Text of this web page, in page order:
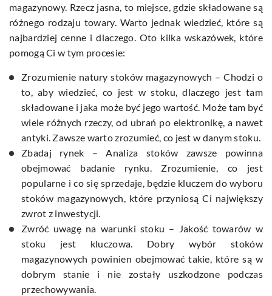
magazynowy. Rzecz jasna, to miejsce, gdzie składowane są
różnego rodzaju towary. Warto jednak wiedzieć, które są
najbardziej cenne i dlaczego. Oto kilka wskazówek, które
pomogą Ci w tym procesie:
Zrozumienie natury stoków magazynowych – Chodzi o
to, aby wiedzieć, co jest w stoku, dlaczego jest tam
składowane i jaka może być jego wartość. Może tam być
wiele różnych rzeczy, od ubrań po elektronikę, a nawet
antyki. Zawsze warto zrozumieć, co jest w danym stoku.
Zbadaj rynek – Analiza stoków zawsze powinna
obejmować badanie rynku. Zrozumienie, co jest
popularne i co się sprzedaje, będzie kluczem do wyboru
stoków magazynowych, które przyniosą Ci największy
zwrot z inwestycji.
Zwróć uwagę na warunki stoku – Jakość towarów w
stoku jest kluczowa. Dobry wybór stoków
magazynowych powinien obejmować takie, które są w
dobrym stanie i nie zostały uszkodzone podczas
przechowywania.